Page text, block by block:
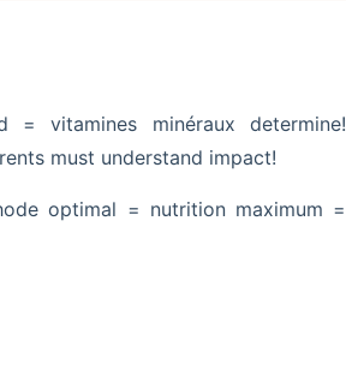
= vitamines minéraux determine!
must understand impact!
optimal = nutrition maximum =